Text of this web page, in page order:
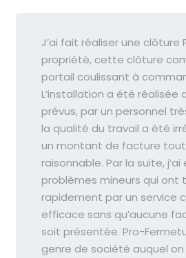
J’ai fait réaliser une clôture
propriété, cette clôture
portail coulissant à
L’installation a été réalisée
prévus, par un personnel
la qualité du travail a été
un montant de facture
raisonnable. Par la suite,
problèmes mineurs qui ont
rapidement par un service
efficace sans qu’aucune
soit présentée. Pro-
genre de société auquel